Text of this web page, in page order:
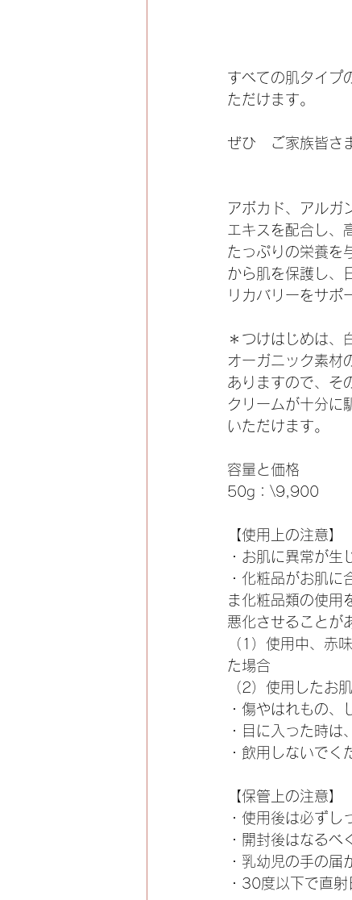
すべての肌タイプ
ただけます。
ぜひ　ご家族皆さ
アボカド、アルガ
エキスを配合し、
たっぷりの栄養を
から肌を保護し、
リカバリーをサポ
＊つけはじめは、
オーガニック素材
ありますので、そ
クリームが十分に
いただけます。
容量と価格
50g：\9,900
【使用上の注意】
・お肌に異常が生
・化粧品がお肌
ま化粧品類の使用
悪化させることが
（1）使用中、赤
た場合
（2）使用したお
・傷やはれもの、
・目に入った時は
・飲用しないでく
【保管上の注意】
・使用後は必ずし
・開封後はなるべ
・乳幼児の手の届
・30度以下で直